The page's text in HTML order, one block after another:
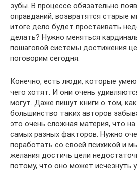
зубы. В процессе обязательно
оправданий, возвратятся старые
итоге дело будет простаивать
делать? Нужно меняться
пошаговой системы достижения
поговорим сегодня.
Конечно, есть люди, которые
чего хотят. И они очень
могут. Даже пишут книги о том,
большинство таких авторов
это очень сложная материя, что
самых разных факторов. Нужно
поработать со своей психикой и
желания достичь цели
потому, что оно может исчезнуть